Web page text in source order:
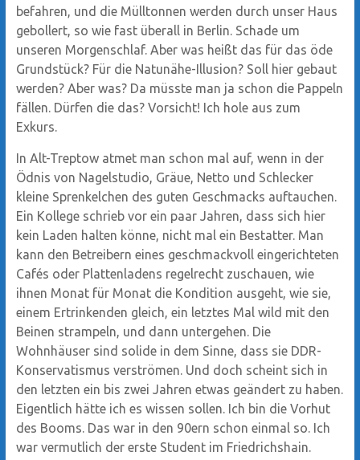
befahren, und die Mülltonnen werden durch unser Haus
gebollert, so wie fast überall in Berlin. Schade um
unseren Morgenschlaf. Aber was heißt das für das öde
Grundstück? Für die Natunähe-Illusion? Soll hier gebaut
werden? Aber was? Da müsste man ja schon die Pappeln
fällen. Dürfen die das? Vorsicht! Ich hole aus zum
Exkurs.
In Alt-Treptow atmet man schon mal auf, wenn in der
Ödnis von Nagelstudio, Gräue, Netto und Schlecker
kleine Sprenkelchen des guten Geschmacks auftauchen.
Ein Kollege schrieb vor ein paar Jahren, dass sich hier
kein Laden halten könne, nicht mal ein Bestatter. Man
kann den Betreibern eines geschmackvoll eingerichteten
Cafés oder Plattenladens regelrecht zuschauen, wie
ihnen Monat für Monat die Kondition ausgeht, wie sie,
einem Ertrinkenden gleich, ein letztes Mal wild mit den
Beinen strampeln, und dann untergehen. Die
Wohnhäuser sind solide in dem Sinne, dass sie DDR-
Konservatismus verströmen. Und doch scheint sich in
den letzten ein bis zwei Jahren etwas geändert zu haben.
Eigentlich hätte ich es wissen sollen. Ich bin die Vorhut
des Booms. Das war in den 90ern schon einmal so. Ich
war vermutlich der erste Student im Friedrichshain.